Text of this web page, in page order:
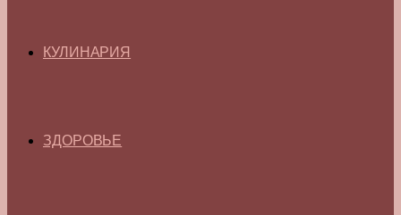
КУЛИНАРИЯ
ЗДОРОВЬЕ